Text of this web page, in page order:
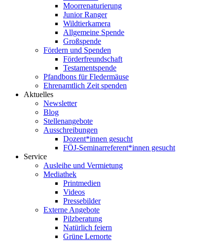
Moorrenaturierung
Junior Ranger
Wildtierkamera
Allgemeine Spende
Großspende
Fördern und Spenden
Förderfreundschaft
Testamentspende
Pfandbons für Fledermäuse
Ehrenamtlich Zeit spenden
Aktuelles
Newsletter
Blog
Stellenangebote
Ausschreibungen
Dozent*innen gesucht
FÖJ-Seminarreferent*innen gesucht
Service
Ausleihe und Vermietung
Mediathek
Printmedien
Videos
Pressebilder
Externe Angebote
Pilzberatung
Natürlich feiern
Grüne Lernorte